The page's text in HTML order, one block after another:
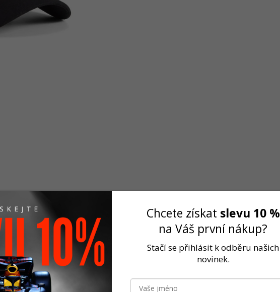
Rychlé odesláníChcete získat slevu 10 %
na Váš první nákup?
Stačí se přihlásit k odběru našich
novinek.